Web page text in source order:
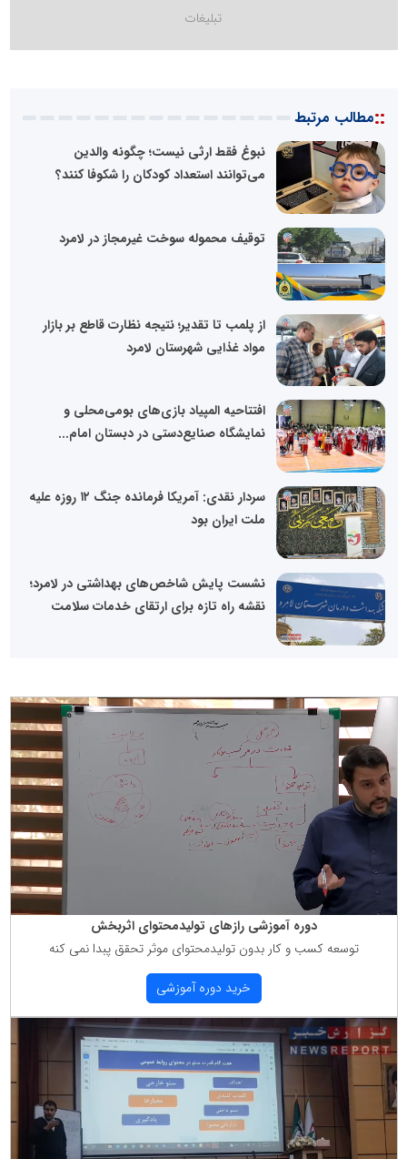
::مطالب مرتبط
نبوغ فقط ارثی نیست؛ چگونه والدین
می‌توانند استعداد کودکان را شکوفا کنند؟
توقیف محموله سوخت غیرمجاز در لامرد
از پلمب تا تقدیر؛ نتیجه نظارت قاطع بر بازار
مواد غذایی شهرستان لامرد
افتتاحیه المپیاد بازی‌های بومی‌محلی و
نمایشگاه صنایع‌دستی در دبستان امام...
سردار نقدی: آمریکا فرمانده جنگ ۱۲ روزه علیه
ملت ایران بود
نشست پایش شاخص‌های بهداشتی در لامرد؛
نقشه راه تازه برای ارتقای خدمات سلامت
دوره آموزشی رازهای تولیدمحتوای اثربخش
توسعه كسب و كار بدون تولیدمحتوای موثر تحقق پبدا نمی كنه
خرید دوره آموزشی